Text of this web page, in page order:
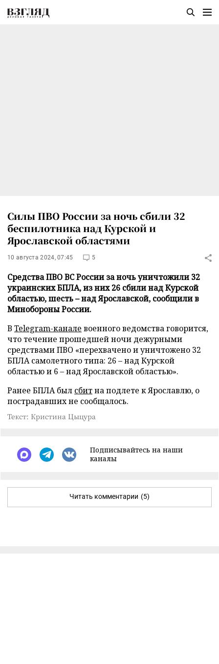
Силы ПВО России за ночь сбили 32
беспилотника над Курской и
Ярославской областями
10 августа 2024, 07:45 5
Средства ПВО ВС России за ночь уничтожили 32
украинских БПЛА, из них 26 сбили над Курской
областью, шесть – над Ярославской, сообщили в
Минобороны России.
В Telegram-канале военного ведомства говорится,
что течение прошедшей ночи дежурными
средствами ПВО «перехвачено и уничтожено 32
БПЛА самолетного типа: 26 – над Курской
областью и 6 – над Ярославской областью».
Ранее БПЛА был сбитна подлете к Ярославлю, о
пострадавших не сообщалось.
Текст: Кристина Цыцура
Подписывайтесь на наши
каналы
Читать комментарии (5)